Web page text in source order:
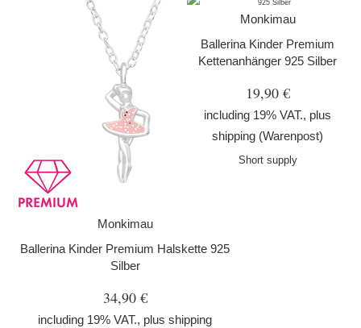
Monkimau
Ballerina Kinder Premium Halskette 925
Silber
34,90 €
including 19% VAT., plus shipping
Monkimau
Ballerina Kinder Premium
Kettenanhänger 925 Silber
19,90 €
including 19% VAT., plus
shipping (Warenpost)
Short supply